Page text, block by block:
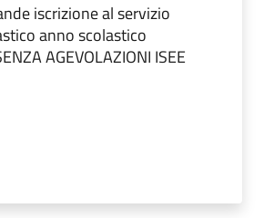
iscrizione al servizio
anno scolastico
AGEVOLAZIONI ISEE